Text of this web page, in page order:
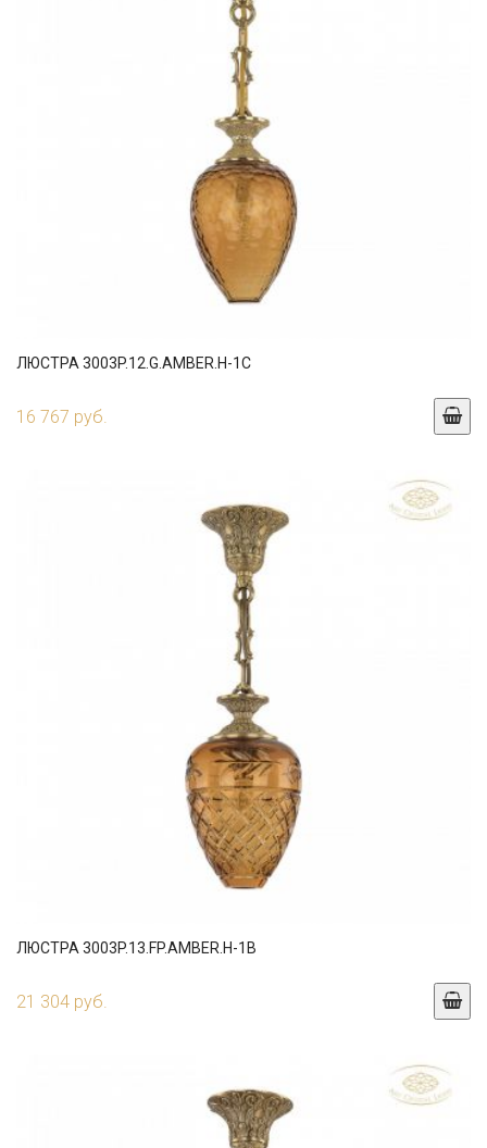
ЛЮСТРА 3003P.12.G.AMBER.H-1C
16 767 руб.
ЛЮСТРА 3003P.13.FP.AMBER.H-1B
21 304 руб.